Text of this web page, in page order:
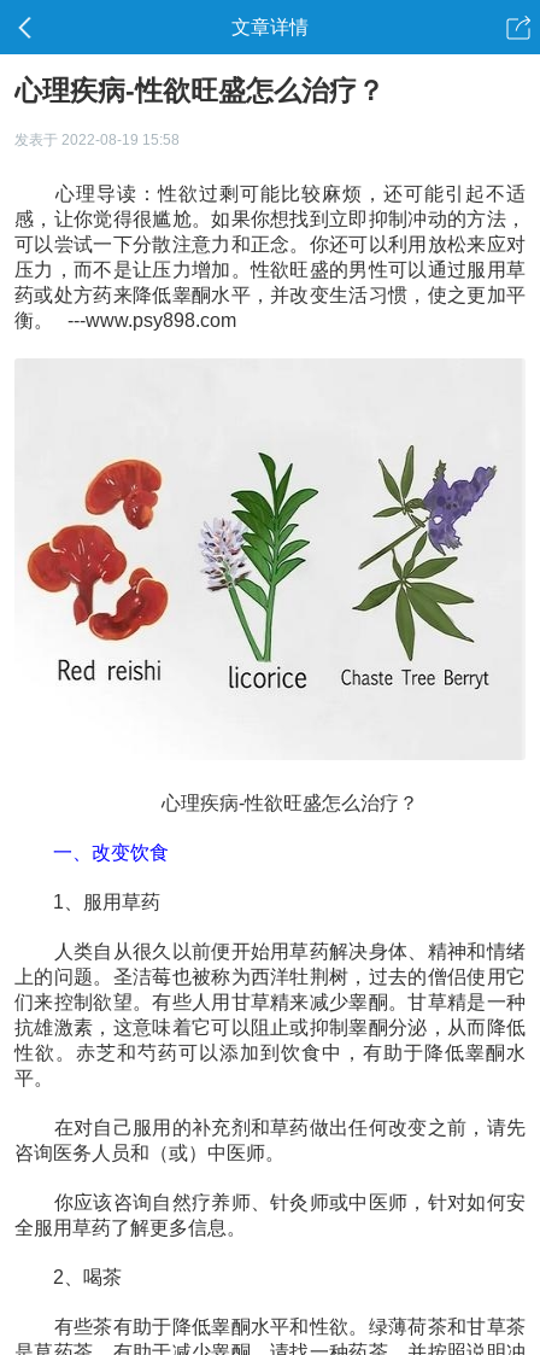
文章详情
心理疾病-性欲旺盛怎么治疗？
发表于 2022-08-19 15:58
心理导读：性欲过剩可能比较麻烦，还可能引起不适
感，让你觉得很尴尬。如果你想找到立即抑制冲动的方法，
可以尝试一下分散注意力和正念。你还可以利用放松来应对
压力，而不是让压力增加。性欲旺盛的男性可以通过服用草
药或处方药来降低睾酮水平，并改变生活习惯，使之更加平
衡。 ---www.psy898.com
心理疾病-性欲旺盛怎么治疗？
一、改变饮食
1、服用草药
人类自从很久以前便开始用草药解决身体、精神和情绪
上的问题。圣洁莓也被称为西洋牡荆树，过去的僧侣使用它
们来控制欲望。有些人用甘草精来减少睾酮。甘草精是一种
抗雄激素，这意味着它可以阻止或抑制睾酮分泌，从而降低
性欲。赤芝和芍药可以添加到饮食中，有助于降低睾酮水
平。
在对自己服用的补充剂和草药做出任何改变之前，请先
咨询医务人员和（或）中医师。
你应该咨询自然疗养师、针灸师或中医师，针对如何安
全服用草药了解更多信息。
2、喝茶
有些茶有助于降低睾酮水平和性欲。绿薄荷茶和甘草茶